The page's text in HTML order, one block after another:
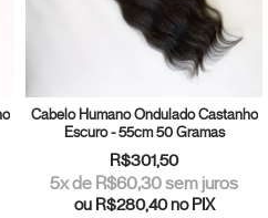
Cabelo Humano Ondulado Castanho
Escuro - 55cm 50 Gramas
R$301,50
5x de R$60,30sem juros
ou R$280,40no PIX